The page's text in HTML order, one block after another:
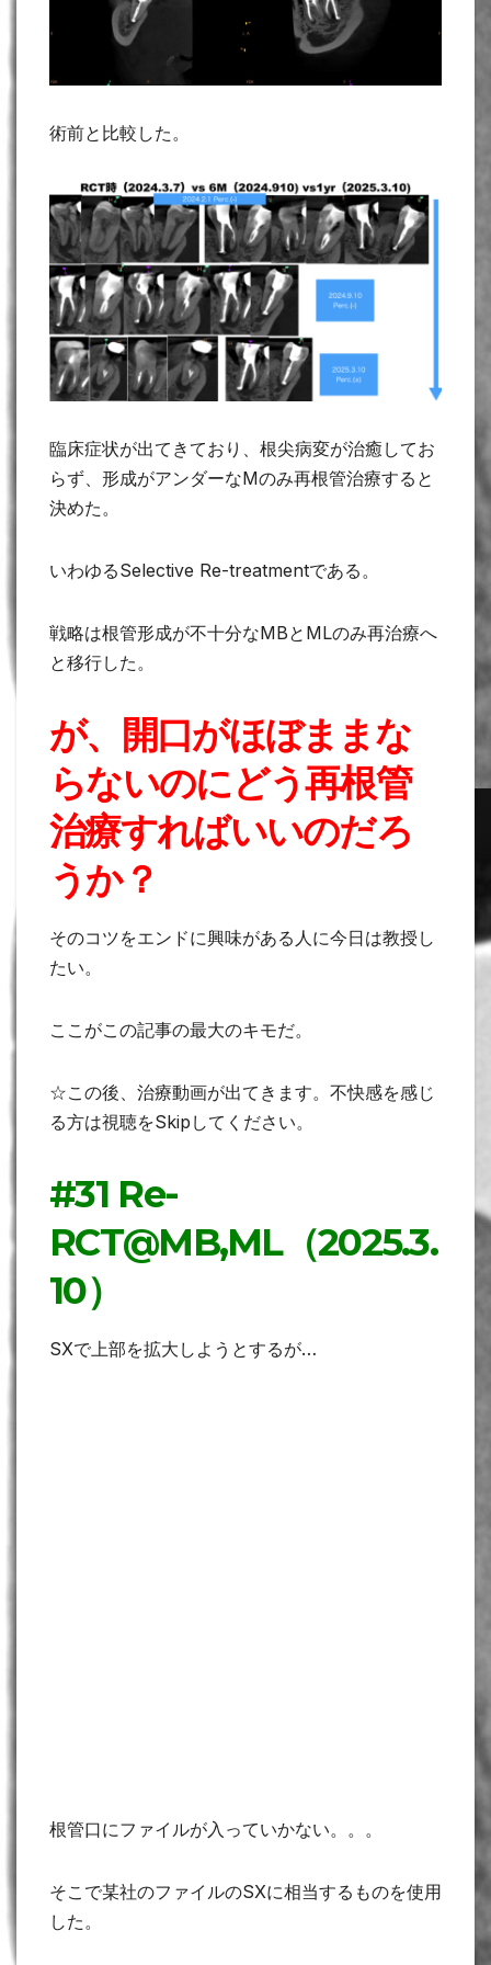
術前と比較した。
臨床症状が出てきており、根尖病変が治癒してお
らず、形成がアンダーなMのみ再根管治療すると
決めた。
いわゆるSelective Re-treatmentである。
戦略は根管形成が不十分なMBとMLのみ再治療へ
と移行した。
が、開口がほぼままな
らないのにどう再根管
治療すればいいのだろ
うか？
そのコツをエンドに興味がある人に今日は教授し
たい。
ここがこの記事の最大のキモだ。
☆この後、治療動画が出てきます。不快感を感じ
る方は視聴をSkipしてください。
#31 Re-
RCT@MB,ML（2025.3.
10）
SXで上部を拡大しようとするが…
根管口にファイルが入っていかない。。。
そこで某社のファイルのSXに相当するものを使用
した。